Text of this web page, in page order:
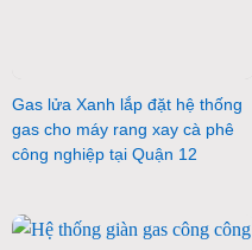
Gas lửa Xanh lắp đặt hệ thống
gas cho máy rang xay cà phê
công nghiệp tại Quận 12